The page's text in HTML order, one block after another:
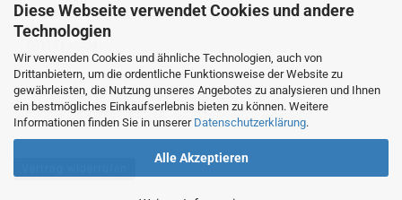
Diese Webseite verwendet Cookies und andere
Technologien
Wir verwenden Cookies und ähnliche Technologien, auch von
Drittanbietern, um die ordentliche Funktionsweise der Website zu
gewährleisten, die Nutzung unseres Angebotes zu analysieren und Ihnen
ein bestmögliches Einkaufserlebnis bieten zu können. Weitere
Informationen finden Sie in unserer Datenschutzerklärung.
Alle Akzeptieren
Woodwell GmbH
Wittestraße 6
04178 Leipzig
Tel.: (+49) 0341 44 24 94 54
Fax: (+49) 0341 44 24 94 55
E-Mail: info@woodwell.de